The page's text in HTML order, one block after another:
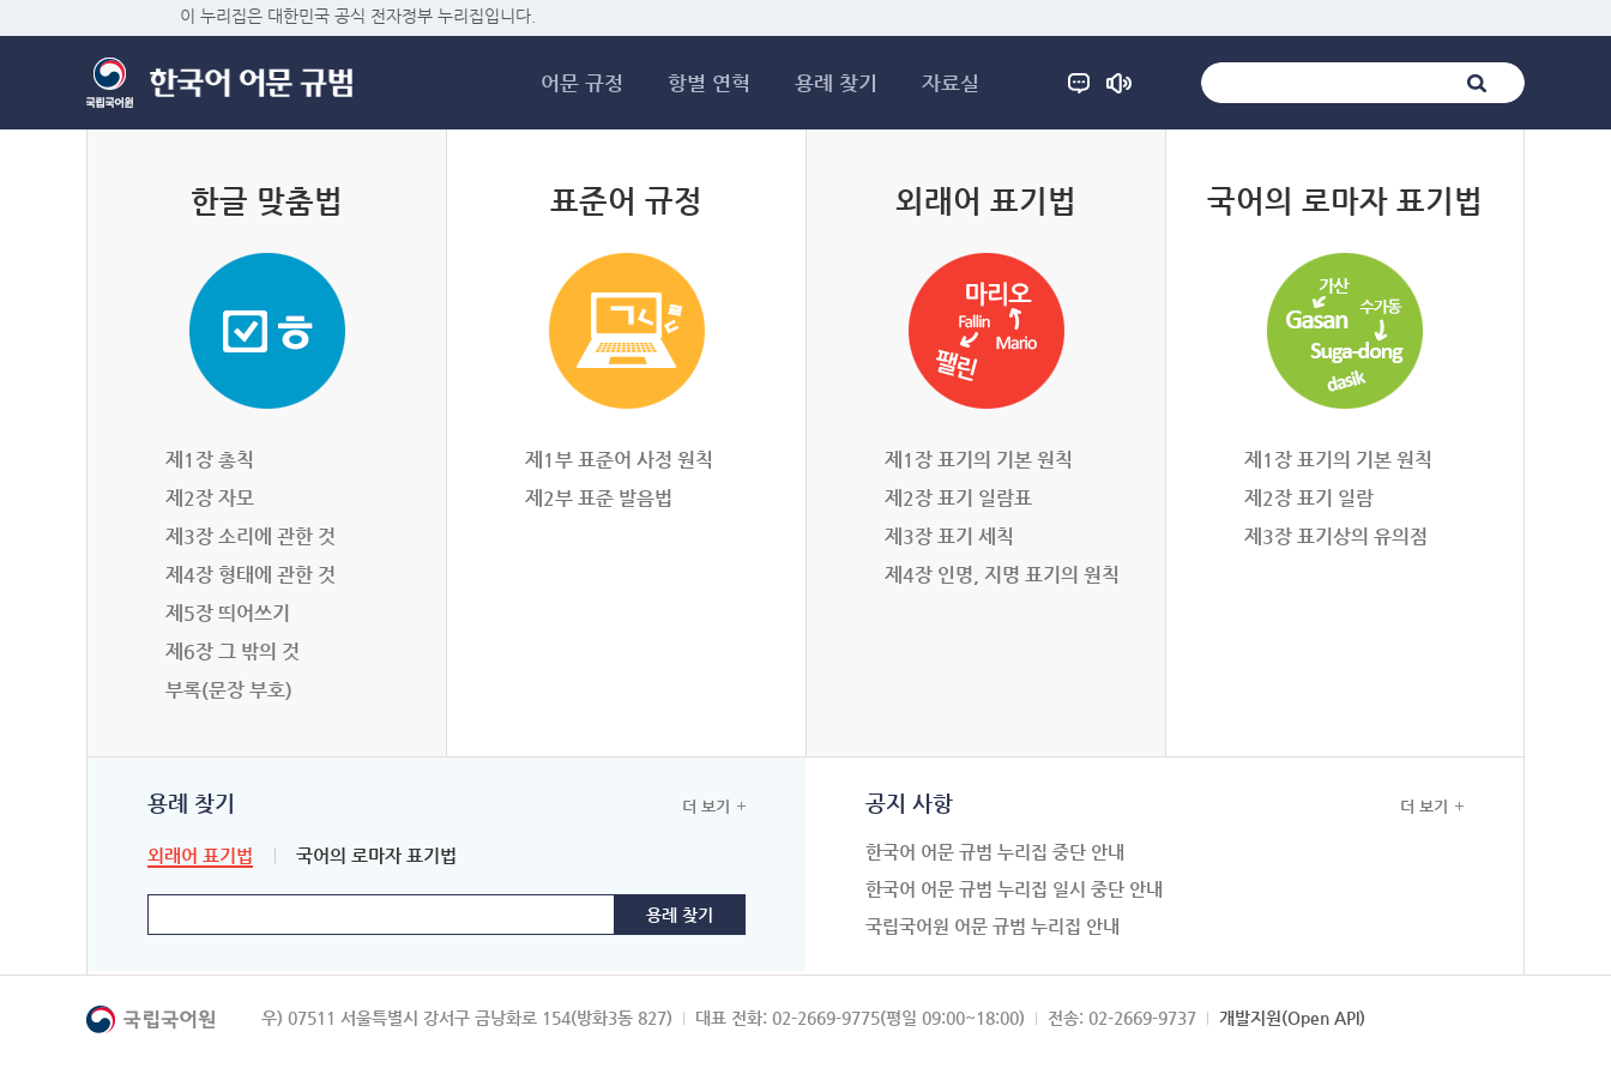
이 누리집은 대한민국 공식 전자정부 누리집입니다.
어문 규정 항별 연혁 용례 찾기 자료실
한글 맞춤법
제1장 총칙
제2장 자모
제3장 소리에 관한 것
제4장 형태에 관한 것
제5장 띄어쓰기
제6장 그 밖의 것
부록(문장 부호)
표준어 규정
제1부 표준어 사정 원칙
제2부 표준 발음법
외래어 표기법
제1장 표기의 기본 원칙
제2장 표기 일람표
제3장 표기 세칙
제4장 인명, 지명 표기의 원칙
국어의 로마자 표기법
제1장 표기의 기본 원칙
제2장 표기 일람
제3장 표기상의 유의점
용례 찾기
외래어 표기법 국어의 로마자 표기법
더 보기 공지 사항
한국어 어문 규범 누리집 중단 안내
한국어 어문 규범 누리집 일시 중단 안내
국립국어원 어문 규범 누리집 안내
더 보기
우) 07511 서울특별시 강서구 금낭화로 154(방화3동 827) 대표 전화: 02-2669-9775(평일 09:00~18:00) 전송: 02-2669-9737 개발지원(Open API)